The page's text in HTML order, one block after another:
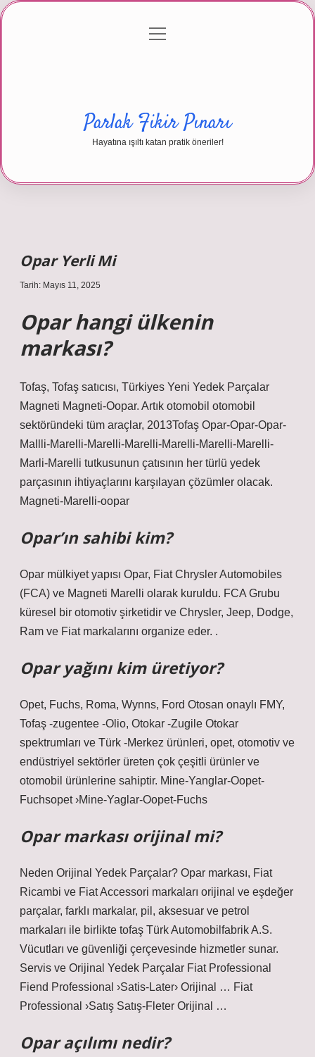
Gizlilik Politikası
menüyü
Parlak Fikir Pınarı
Hayatına ışıltı katan pratik öneriler!
Opar Yerli Mi
Tarih: Mayıs 11, 2025
Opar hangi ülkenin
markası?
Tofaş, Tofaş satıcısı, Türkiyes Yeni Yedek Parçalar
Magneti Magneti-Oopar. Artık otomobil otomobil
sektöründeki tüm araçlar, 2013Tofaş Opar-Opar-Opar-
Mallli-Marelli-Marelli-Marelli-Marelli-Marelli-Marelli-
Marli-Marelli tutkusunun çatısının her türlü yedek
parçasının ihtiyaçlarını karşılayan çözümler olacak.
Magneti-Marelli-oopar
Opar’ın sahibi kim?
Opar mülkiyet yapısı Opar, Fiat Chrysler Automobiles
(FCA) ve Magneti Marelli olarak kuruldu. FCA Grubu
küresel bir otomotiv şirketidir ve Chrysler, Jeep, Dodge,
Ram ve Fiat markalarını organize eder. .
Opar yağını kim üretiyor?
Opet, Fuchs, Roma, Wynns, Ford Otosan onaylı FMY,
Tofaş -zugentee -Olio, Otokar -Zugile Otokar
spektrumları ve Türk -Merkez ürünleri, opet, otomotiv ve
endüstriyel sektörler üreten çok çeşitli ürünler ve
otomobil ürünlerine sahiptir. Mine-Yanglar-Oopet-
Fuchsopet ›Mine-Yaglar-Oopet-Fuchs
Opar markası orijinal mi?
Neden Orijinal Yedek Parçalar? Opar markası, Fiat
Ricambi ve Fiat Accessori markaları orijinal ve eşdeğer
parçalar, farklı markalar, pil, aksesuar ve petrol
markaları ile birlikte tofaş Türk Automobilfabrik A.S.
Vücutları ve güvenliği çerçevesinde hizmetler sunar.
Servis ve Orijinal Yedek Parçalar Fiat Professional
Fiend Professional ›Satis-Later› Orijinal … Fiat
Professional ›Satış Satış-Fleter Orijinal …
Opar açılımı nedir?